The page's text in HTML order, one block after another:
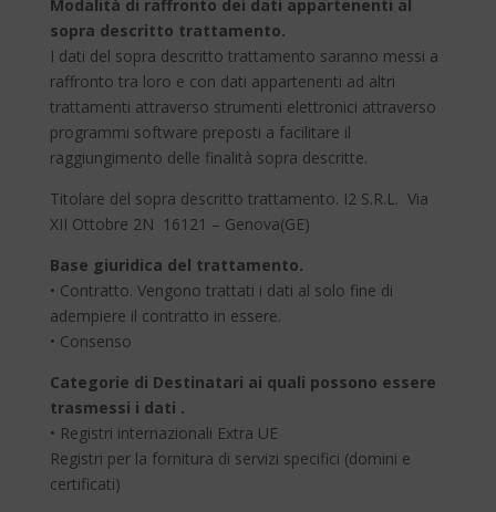
Modalità di raffronto dei dati appartenenti al
sopra descritto trattamento.
I dati del sopra descritto trattamento saranno messi a
raffronto tra loro e con dati appartenenti ad altri
trattamenti attraverso strumenti elettronici attraverso
programmi software preposti a facilitare il
raggiungimento delle finalità sopra descritte.
Titolare del sopra descritto trattamento. I2 S.R.L. Via
XII Ottobre 2N 16121 – Genova(GE)
Base giuridica del trattamento.
• Contratto. Vengono trattati i dati al solo fine di
adempiere il contratto in essere.
• Consenso
Categorie di Destinatari ai quali possono essere
trasmessi i dati .
• Registri internazionali Extra UE
Registri per la fornitura di servizi specifici (domini e
certificati)